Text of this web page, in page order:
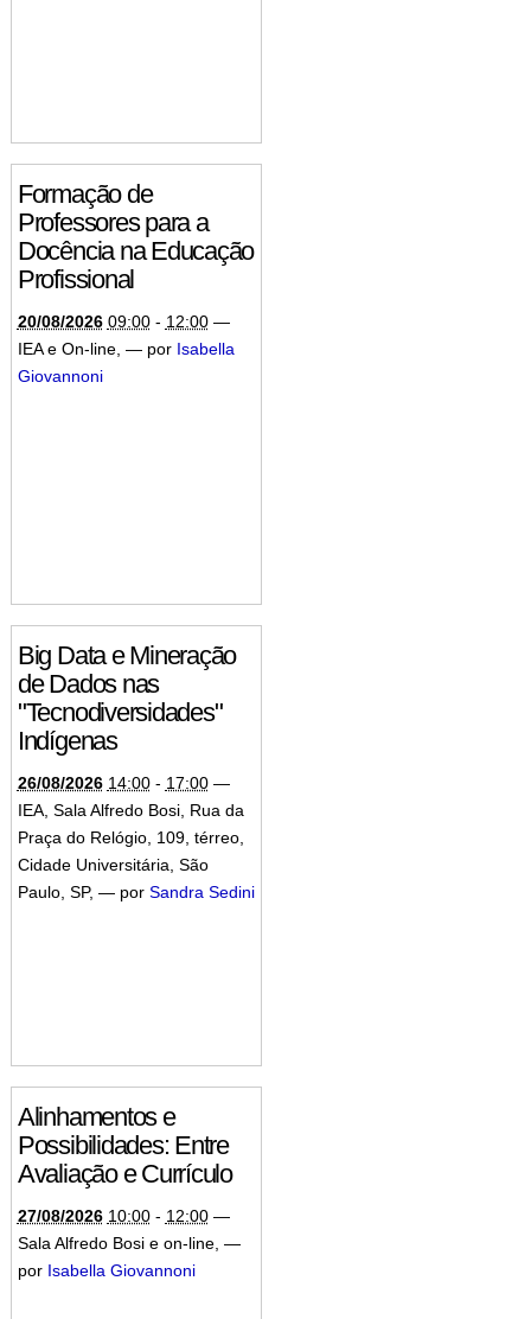
Formação de
Professores para a
Docência na Educação
Profissional
20/08/2026 09:00- 12:00 —
IEA e On-line, — por Isabella
Giovannoni
Big Data e Mineração
de Dados nas
"Tecnodiversidades"
Indígenas
26/08/2026 14:00- 17:00 —
IEA, Sala Alfredo Bosi, Rua da
Praça do Relógio, 109, térreo,
Cidade Universitária, São
Paulo, SP, — por Sandra Sedini
Alinhamentos e
Possibilidades: Entre
Avaliação e Currículo
27/08/2026 10:00- 12:00 —
Sala Alfredo Bosi e on-line, —
por Isabella Giovannoni